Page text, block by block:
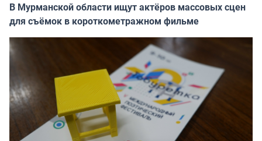
В Мурманской области ищут актёров массовых сцен
для съёмок в короткометражном фильме